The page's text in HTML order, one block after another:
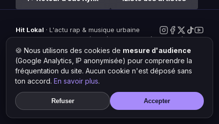
Hit Lokal · L'actu rap & musique urbaine
© 2026 — Tous droits réservés ·Mentions légales·Gérer les
cookies
🍪 Nous utilisons des cookies de mesure d'audience
(Google Analytics, IP anonymisée) pour comprendre la
fréquentation du site. Aucun cookie n'est déposé sans
ton accord. En savoir plus.
Refuser Accepter